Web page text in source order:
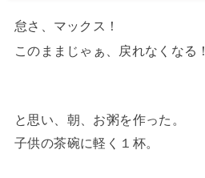
怠さ、マックス！
このままじゃぁ、戻れなくなる！
と思い、朝、お粥を作った。
子供の茶碗に軽く１杯。